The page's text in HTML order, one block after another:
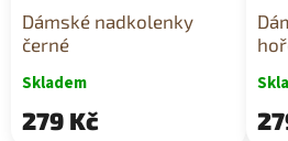
Dámské nadkolenky
černé
Skladem
279 Kč